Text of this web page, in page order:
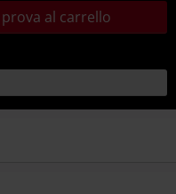
al carrello